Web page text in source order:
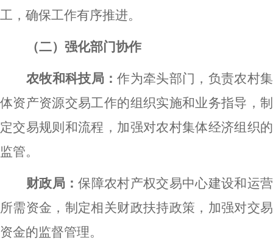
工，确保工作有序推进。
（二）强化部门协作
农牧和科技局：作为牵头部门，负责农村集
体资产资源交易工作的组织实施和业务指导，制
定交易规则和流程，加强对农村集体经济组织的
监管。
财政局：保障农村产权交易中心建设和运营
所需资金，制定相关财政扶持政策，加强对交易
资金的监督管理。